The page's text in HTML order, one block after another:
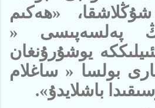
شۇڭلاشقا، «ھەكىم
پەلسەپىسى «
يوشۇرۇنغان
بولسا « ساغلام
باشلايدۇ».